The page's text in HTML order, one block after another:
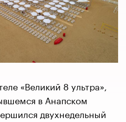
«Великий 8 ультра»,
в Анапском
двухнедельный